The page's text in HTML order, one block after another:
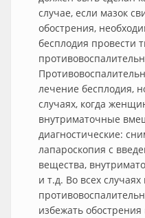
случае, если мазок
обострения,
бесплодия провести
лечение бесплодия,
случаях, когда
внутриматочные
диагностические:
лапароскопия с
вещества,
и т.д. Во всех
избежать обострения